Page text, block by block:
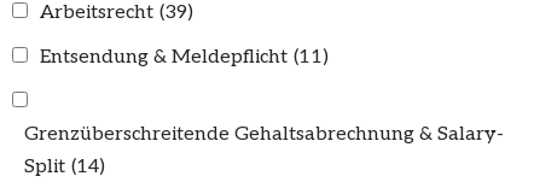
Arbeitsrecht (39)
Entsendung & Meldepflicht (11)
Grenzüberschreitende Gehaltsabrechnung & Salary-
Split (14)